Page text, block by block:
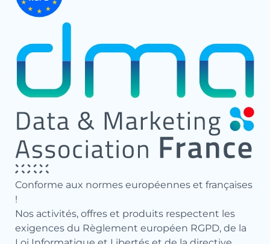
Conforme aux normes européennes et françaises
!
Nos activités, offres et produits respectent les
exigences du Règlement européen RGPD, de la